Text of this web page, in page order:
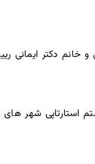
دکتر ایمانی
استارتاپی شهر